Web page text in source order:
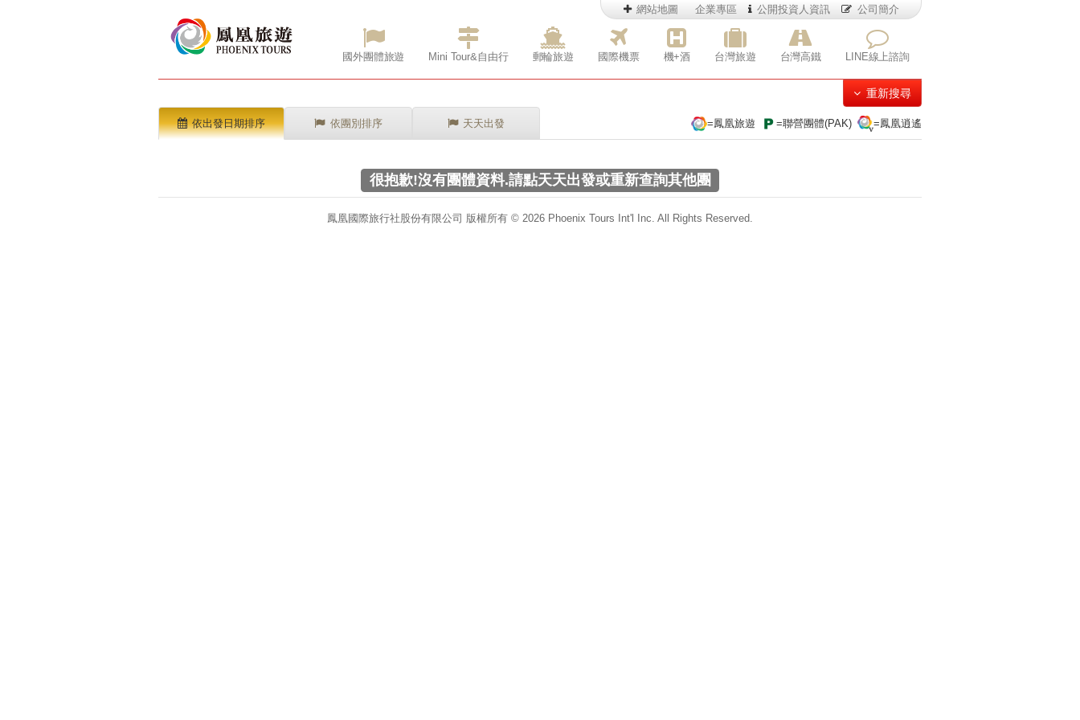
國外團體旅遊 Mini Tour&自由行 郵輪旅遊 國際機票 機+酒 台灣旅遊 台灣高鐵 LINE線上諮詢
網站地圖 企業專區 公開投資人資訊 公司簡介
重新搜尋
依出發日期排序 依團別排序 天天出發 =鳳凰旅遊 =聯營團體(PAK) =鳳凰逍遙
很抱歉!沒有團體資料.請點天天出發或重新查詢其他團
鳳凰國際旅行社股份有限公司 版權所有 © 2026 Phoenix Tours Int'l Inc. All Rights Reserved.